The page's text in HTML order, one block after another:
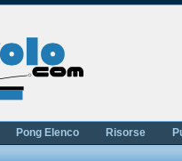
Pong Elenco Risorse